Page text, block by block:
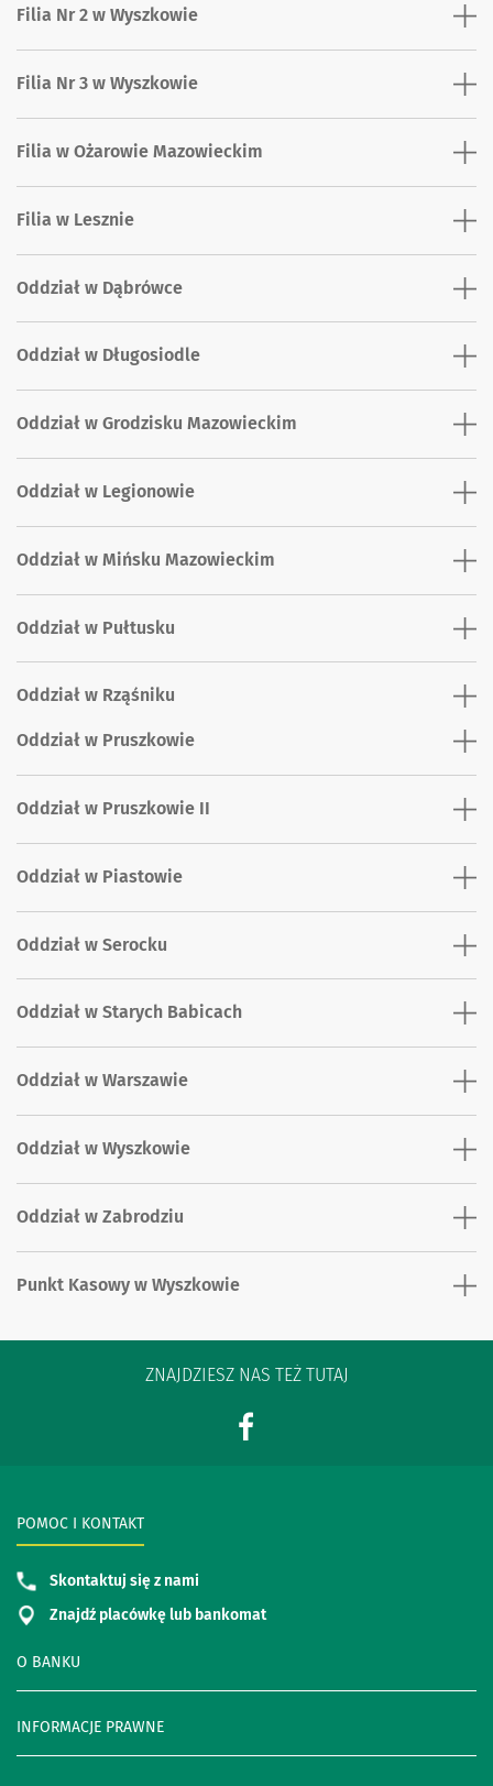
Filia Nr 2 w Wyszkowie
Filia Nr 3 w Wyszkowie
Filia w Ożarowie Mazowieckim
Filia w Lesznie
Oddział w Dąbrówce
Oddział w Długosiodle
Oddział w Grodzisku Mazowieckim
Oddział w Legionowie
Oddział w Mińsku Mazowieckim
Oddział w Pułtusku
Oddział w Rząśniku
Oddział w Pruszkowie
Oddział w Pruszkowie II
Oddział w Piastowie
Oddział w Serocku
Oddział w Starych Babicach
Oddział w Warszawie
Oddział w Wyszkowie
Oddział w Zabrodziu
Punkt Kasowy w Wyszkowie
ZNAJDZIESZ NAS TEŻ TUTAJ
O BANKU
INFORMACJE PRAWNE
POMOC I KONTAKT
Skontaktuj się z nami
Znajdź placówkę lub bankomat